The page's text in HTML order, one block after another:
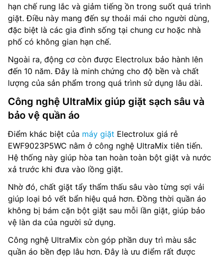
hạn chế rung lắc và giảm tiếng ồn trong suốt quá trình
giặt. Điều này mang đến sự thoải mái cho người dùng,
đặc biệt là các gia đình sống tại chung cư hoặc nhà
phố có không gian hạn chế.
Ngoài ra, động cơ còn được Electrolux bảo hành lên
đến 10 năm. Đây là minh chứng cho độ bền và chất
lượng của sản phẩm trong quá trình sử dụng lâu dài.
Công nghệ UltraMix giúp giặt sạch sâu và
bảo vệ quần áo
Điểm khác biệt của máy giặt Electrolux giá rẻ
EWF9023P5WC nằm ở công nghệ UltraMix tiên tiến.
Hệ thống này giúp hòa tan hoàn toàn bột giặt và nước
xả trước khi đưa vào lồng giặt.
Nhờ đó, chất giặt tẩy thẩm thấu sâu vào từng sợi vải
giúp loại bỏ vết bẩn hiệu quả hơn. Đồng thời quần áo
không bị bám cặn bột giặt sau mỗi lần giặt, giúp bảo
vệ làn da của người sử dụng.
Công nghệ UltraMix còn góp phần duy trì màu sắc
quần áo bền đẹp lâu hơn. Đây là ưu điểm rất được